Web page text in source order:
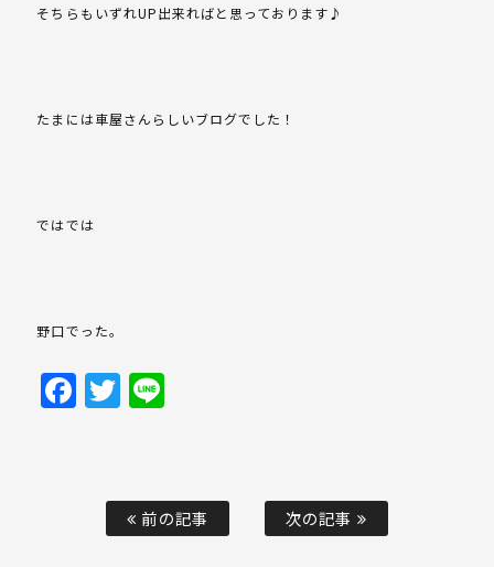
そちらもいずれUP出来ればと思っております♪
たまには車屋さんらしいブログでした！
ではでは
野口でった。
Facebook
Twitter
前の記事 次の記事